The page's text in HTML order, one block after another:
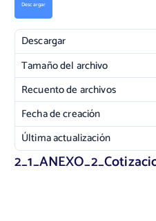
Descargar
Descargar
Tamaño del archivo
Recuento de archivos
Fecha de creación
Última actualización